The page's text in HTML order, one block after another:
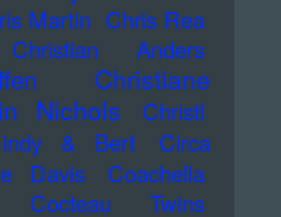
Martin Chris Rea
Christian Anders
Christiane
Nichols Christl
& Bert
Circa
Davis
Coachella
Cocteau Twins